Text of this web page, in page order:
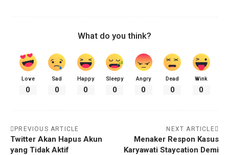
What do you think?
Love
0
Sad
0
Happy
0
Sleepy
0
Angry
0
Dead
0
Wink
0
PREVIOUS ARTICLE
Twitter Akan Hapus Akun
yang Tidak Aktif
NEXT ARTICLE
Menaker Respon Kasus
Karyawati Staycation Demi